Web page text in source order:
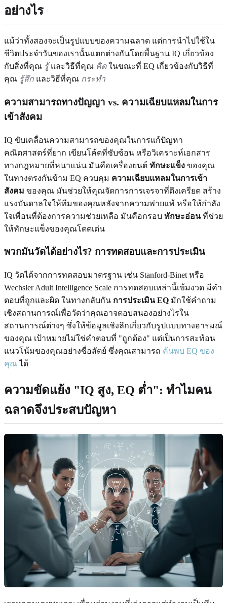
อย่างไร
แม้ว่าทั้งสองจะเป็นรูปแบบของความฉลาด แต่การนำไปใช้ใน
ชีวิตประจำวันของเรานั้นแตกต่างกันโดยพื้นฐาน IQ เกี่ยวข้อง
กับสิ่งที่คุณ รู้และวิธีที่คุณ คิดในขณะที่ EQ เกี่ยวข้องกับวิธีที่
คุณ รู้สึก และวิธีที่คุณ กระทำ
ความสามารถทางปัญญา vs. ความเฉียบแหลมในการ
เข้าสังคม
IQ ขับเคลื่อนความสามารถของคุณในการแก้ปัญหา
คณิตศาสตร์ที่ยาก เขียนโค้ดที่ซับซ้อน หรือวิเคราะห์เอกสาร
ทางกฎหมายที่หนาแน่น มันคือเครื่องยนต์ ทักษะแข็ง ของคุณ
ในทางตรงกันข้าม EQ ควบคุม ความเฉียบแหลมในการเข้า
สังคม ของคุณ มันช่วยให้คุณจัดการการเจรจาที่ตึงเครียด สร้าง
แรงบันดาลใจให้ทีมของคุณหลังจากความพ่ายแพ้ หรือให้กำลัง
ใจเพื่อนที่ต้องการความช่วยเหลือ มันคือกรอบ ทักษะอ่อนที่ช่วย
ให้ทักษะแข็งของคุณโดดเด่น
พวกมันวัดได้อย่างไร? การทดสอบและการประเมิน
IQ วัดได้จากการทดสอบมาตรฐาน เช่น Stanford-Binet หรือ
Wechsler Adult Intelligence Scale การทดสอบเหล่านี้เข้มงวด มีคำ
ตอบที่ถูกและผิด ในทางกลับกัน การประเมิน EQ มักใช้คำถาม
เชิงสถานการณ์เพื่อวัดว่าคุณอาจตอบสนองอย่างไรใน
สถานการณ์ต่างๆ ซึ่งให้ข้อมูลเชิงลึกเกี่ยวกับรูปแบบทางอารมณ์
ของคุณ เป้าหมายไม่ใช่คำตอบที่ "ถูกต้อง" แต่เป็นการสะท้อน
แนวโน้มของคุณอย่างซื่อสัตย์ ซึ่งคุณสามารถ ค้นพบ EQ ของ
คุณได้
ความขัดแย้ง "IQ สูง, EQ ต่ำ": ทำไมคน
ฉลาดจึงประสบปัญหา